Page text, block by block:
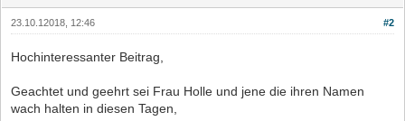
#2
23.10.12018, 12:46
Hochinteressanter Beitrag,
Geachtet und geehrt sei Frau Holle und jene die ihren Namen
wach halten in diesen Tagen,